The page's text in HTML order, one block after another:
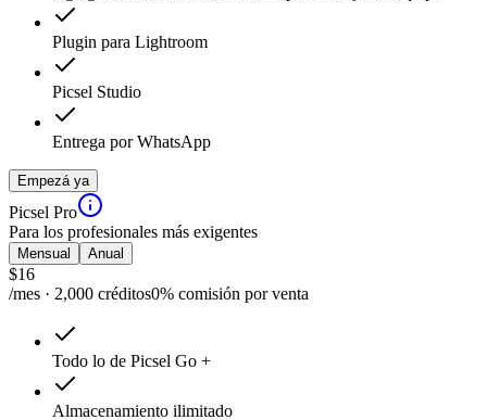
Plugin para Lightroom
Picsel Studio
Entrega por WhatsApp
Empezá ya
Picsel Pro
Para los profesionales más exigentes
Mensual Anual
$16
/mes · 2,000 créditos0% comisión por venta
Todo lo de Picsel Go +
Almacenamiento ilimitado